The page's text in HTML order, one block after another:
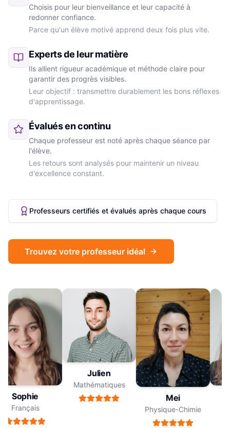
Sophie
Français
Julien
Mathématiques
Mei
Physique-Chimie
Choisis pour leur bienveillance et leur capacité à
redonner confiance.
Parce qu'un élève motivé apprend deux fois plus vite.
Experts de leur matière
Ils allient rigueur académique et méthode claire pour
garantir des progrès visibles.
Leur objectif : transmettre durablement les bons réflexes
d'apprentissage.
Évalués en continu
Chaque professeur est noté après chaque séance par
l'élève.
Les retours sont analysés pour maintenir un niveau
d'excellence constant.
Professeurs certifiés et évalués après chaque cours
Trouvez votre professeur idéal